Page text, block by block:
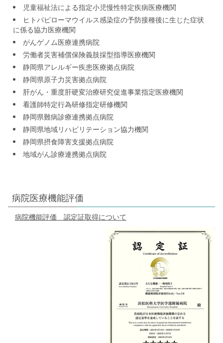
児童福祉法による指定小児慢性特定疾病医療機関
ヒトパピローマウイルス感染症の予防接種後に生じた症状
に係る協力医療機関
がんゲノム医療連携病院
労働者災害補償保険義肢採型指導医療機関
静岡県アレルギー疾患医療拠点病院
静岡県原子力災害拠点病院
肝がん・重度肝硬変治療研究促進事業指定医療機関
看護師特定行為研修指定研修機関
静岡県難病診療連携拠点病院
静岡県地域リハビリテーション協力機関
静岡県摂食障害支援拠点病院
地域がん診療連携拠点病院
病院医療機能評価
病院機能評価 認定証取得について